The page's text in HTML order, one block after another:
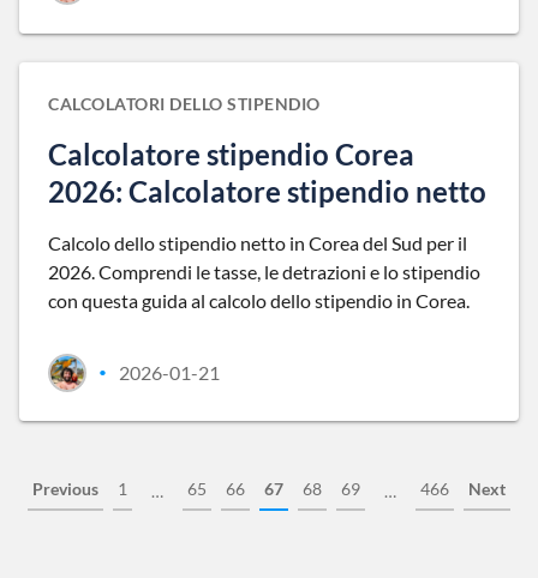
CALCOLATORI DELLO STIPENDIO
Calcolatore stipendio Corea
2026: Calcolatore stipendio netto
Calcolo dello stipendio netto in Corea del Sud per il
2026. Comprendi le tasse, le detrazioni e lo stipendio
con questa guida al calcolo dello stipendio in Corea.
• 2026-01-21
Previous 1 … 65 66 67 68 69 … 466 Next